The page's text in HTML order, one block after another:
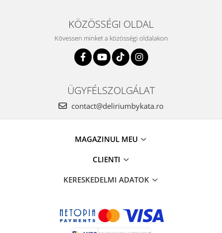
KÖZÖSSÉGI OLDAL
Kövessen minket a közösségi oldalakon
ÜGYFÉLSZOLGÁLAT
contact@deliriumbykata.ro
MAGAZINUL MEU
CLIENTI
KERESKEDELMI ADATOK